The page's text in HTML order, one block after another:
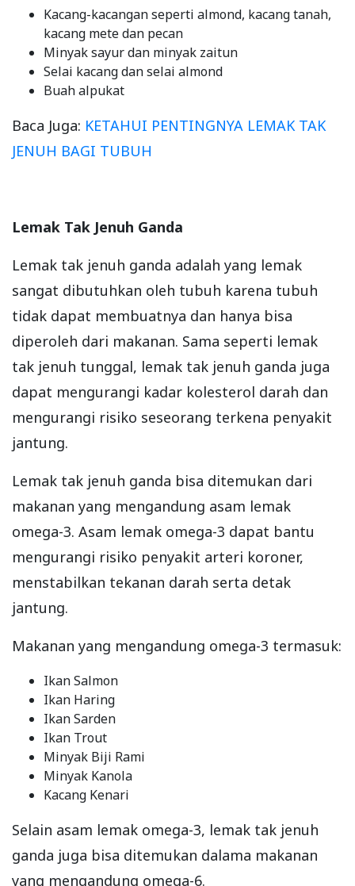
Kacang-kacangan seperti almond, kacang tanah,
kacang mete dan pecan
Minyak sayur dan minyak zaitun
Selai kacang dan selai almond
Buah alpukat
Baca Juga: KETAHUI PENTINGNYA LEMAK TAK
JENUH BAGI TUBUH
Lemak Tak Jenuh Ganda
Lemak tak jenuh ganda adalah yang lemak
sangat dibutuhkan oleh tubuh karena tubuh
tidak dapat membuatnya dan hanya bisa
diperoleh dari makanan. Sama seperti lemak
tak jenuh tunggal, lemak tak jenuh ganda juga
dapat mengurangi kadar kolesterol darah dan
mengurangi risiko seseorang terkena penyakit
jantung.
Lemak tak jenuh ganda bisa ditemukan dari
makanan yang mengandung asam lemak
omega-3. Asam lemak omega-3 dapat bantu
mengurangi risiko penyakit arteri koroner,
menstabilkan tekanan darah serta detak
jantung.
Makanan yang mengandung omega-3 termasuk:
Ikan Salmon
Ikan Haring
Ikan Sarden
Ikan Trout
Minyak Biji Rami
Minyak Kanola
Kacang Kenari
Selain asam lemak omega-3, lemak tak jenuh
ganda juga bisa ditemukan dalama makanan
yang mengandung omega-6.